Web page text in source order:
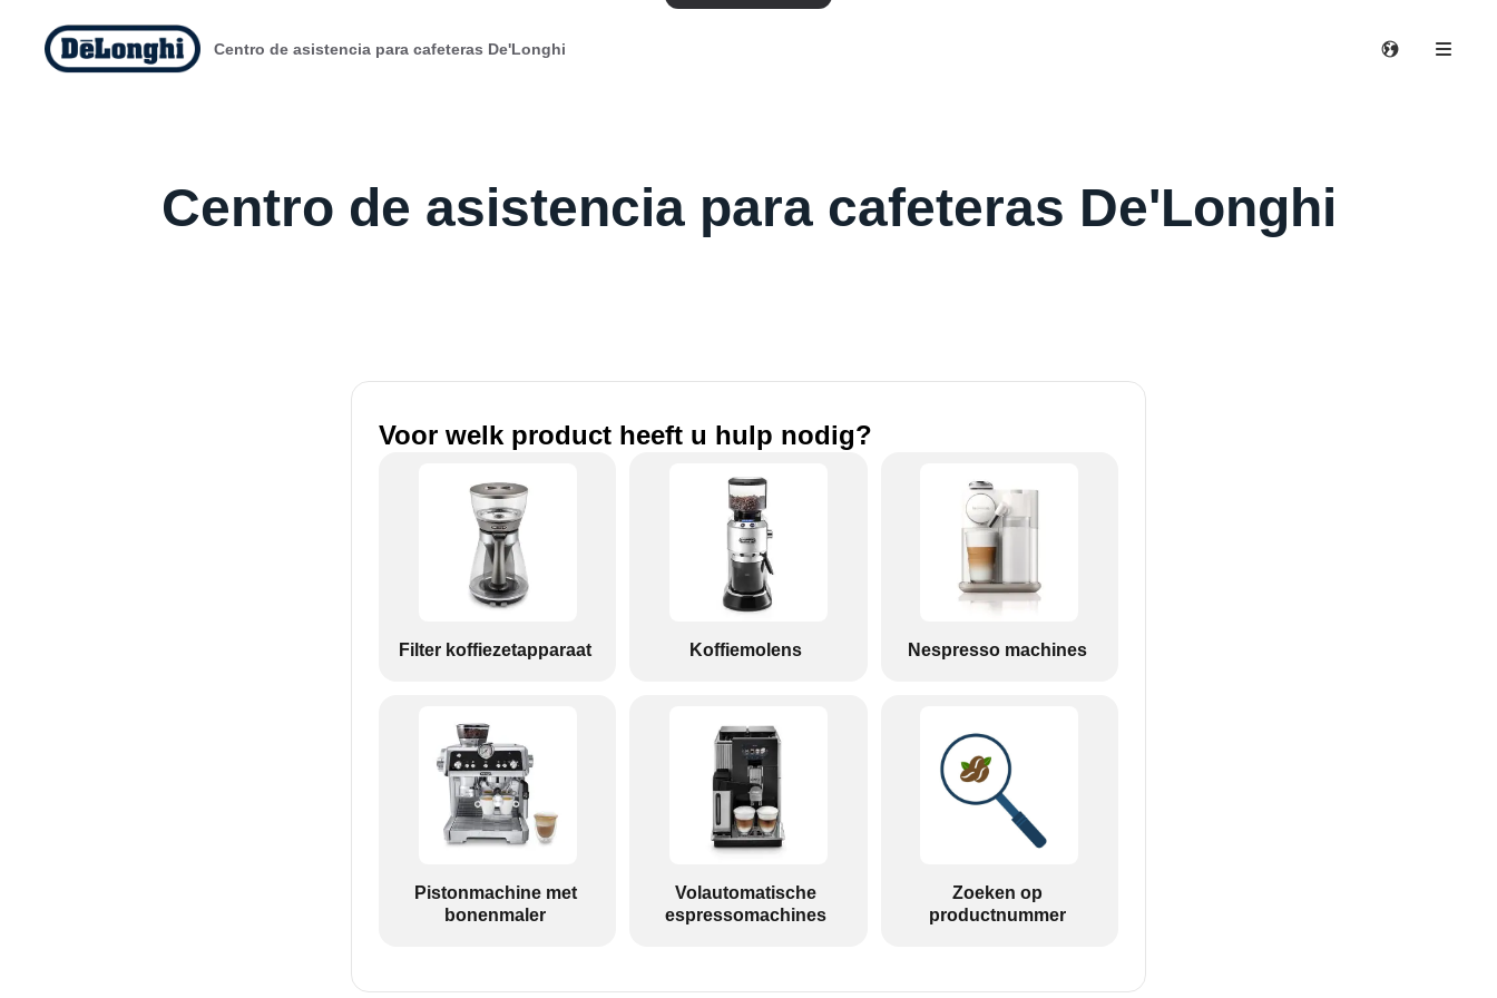
Centro de asistencia para cafeteras De'Longhi
Centro de asistencia para cafeteras De'Longhi
Voor welk product heeft u hulp nodig?
Filter koffiezetapparaat Koffiemolens Nespresso machines
Pistonmachine met
bonenmaler
Volautomatische
espressomachines
Zoeken op
productnummer